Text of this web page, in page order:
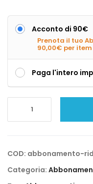
Acconto di 90€
Prenota il tuo
90,00€ per item
Paga l'intero
COD: abbonamento-
Categoria: